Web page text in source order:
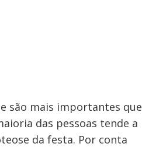
são mais importantes que
das pessoas tende a
da festa. Por conta